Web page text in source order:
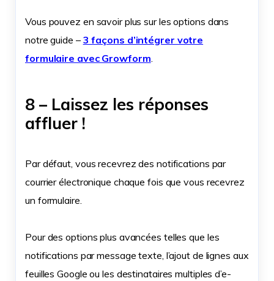
Vous pouvez en savoir plus sur les options dans
notre guide – 3 façons d’intégrer votre
formulaire avec Growform.
8 – Laissez les réponses
affluer !
Par défaut, vous recevrez des notifications par
courrier électronique chaque fois que vous recevrez
un formulaire.
Pour des options plus avancées telles que les
notifications par message texte, l’ajout de lignes aux
feuilles Google ou les destinataires multiples d’e-